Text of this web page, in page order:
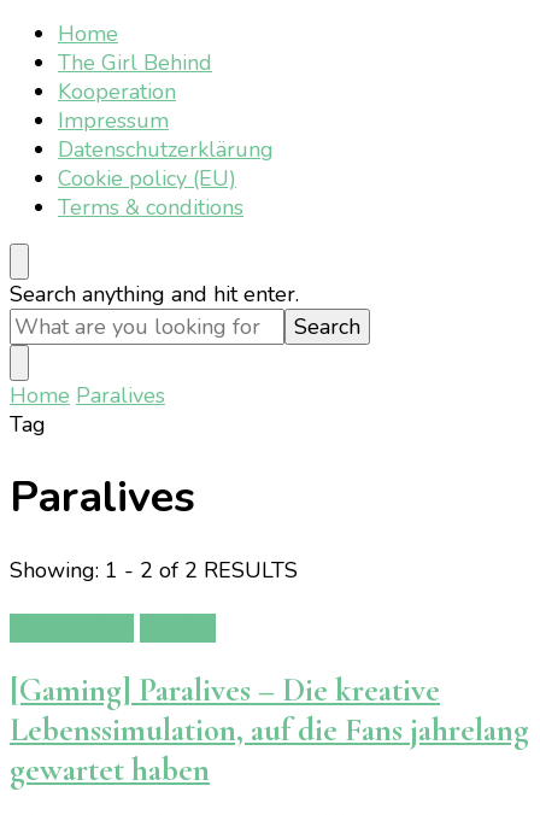
Home
The Girl Behind
Kooperation
Impressum
Datenschutzerklärung
Cookie policy (EU)
Terms & conditions
Looking
for
Something?
Search anything and hit enter.
Home Paralives
Tag
Paralives
Showing: 1 - 2 of 2 RESULTS
[Gaming] Paralives – Die kreative
Lebenssimulation, auf die Fans jahrelang
gewartet haben